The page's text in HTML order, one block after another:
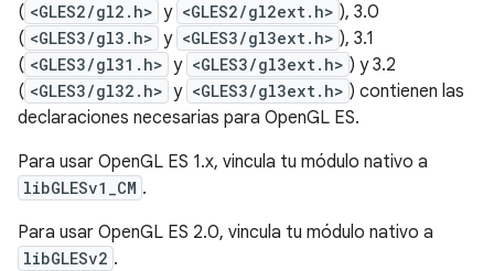
( <GLES2/gl2.h> y <GLES2/gl2ext.h> ), 3.0
( <GLES3/gl3.h> y <GLES3/gl3ext.h> ), 3.1
( <GLES3/gl31.h> y <GLES3/gl3ext.h> ) y 3.2
( <GLES3/gl32.h> y <GLES3/gl3ext.h> ) contienen las
declaraciones necesarias para OpenGL ES.
Para usar OpenGL ES 1.x, vincula tu módulo nativo a
libGLESv1_CM .
Para usar OpenGL ES 2.0, vincula tu módulo nativo a
libGLESv2 .